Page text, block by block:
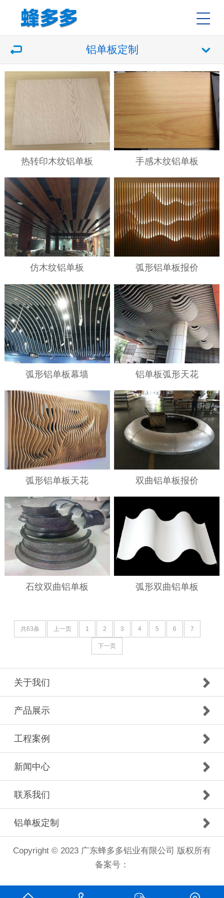
铝单板定制
热转印木纹铝单板 手感木纹铝单板
仿木纹铝单板 弧形铝单板报价
弧形铝单板幕墙 铝单板弧形天花
弧形铝单板天花 双曲铝单板报价
石纹双曲铝单板 弧形双曲铝单板
共63条 上一页 1 2 3 4 5 6 7
下一页
关于我们
产品展示
工程案例
新闻中心
联系我们
铝单板定制
Copyright © 2023 广东蜂多多铝业有限公司 版权所有
备案号：